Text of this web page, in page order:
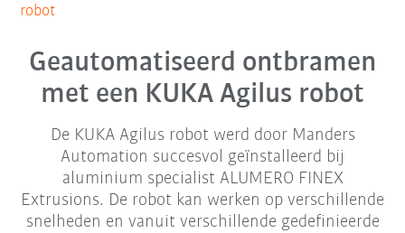
robot
Geautomatiseerd ontbramen
met een KUKA Agilus robot
De KUKA Agilus robot werd door Manders
Automation succesvol geïnstalleerd bij
aluminium specialist ALUMERO FINEX
Extrusions. De robot kan werken op verschillende
snelheden en vanuit verschillende gedefinieerde